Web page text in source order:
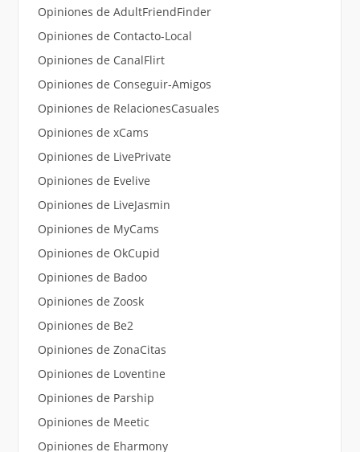
Opiniones de AdultFriendFinder
Opiniones de Contacto-Local
Opiniones de CanalFlirt
Opiniones de Conseguir-Amigos
Opiniones de RelacionesCasuales
Opiniones de xCams
Opiniones de LivePrivate
Opiniones de Evelive
Opiniones de LiveJasmin
Opiniones de MyCams
Opiniones de OkCupid
Opiniones de Badoo
Opiniones de Zoosk
Opiniones de Be2
Opiniones de ZonaCitas
Opiniones de Loventine
Opiniones de Parship
Opiniones de Meetic
Opiniones de Eharmony